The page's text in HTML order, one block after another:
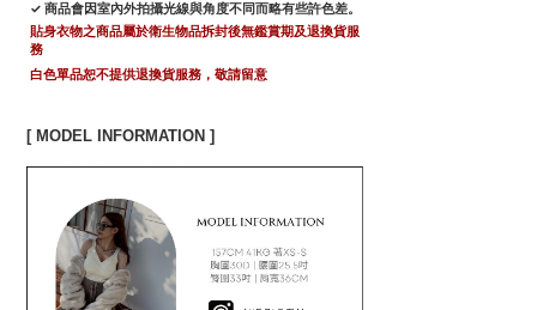
✓ 商品會因室內外拍攝光線與角度不同而略有些許色差。
貼身衣物之商品屬於衛生物品拆封後無鑑賞期及退換貨服
務
白色單品恕不提供退換貨服務，敬請留意
[ MODEL INFORMATION ]